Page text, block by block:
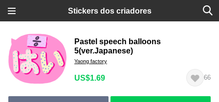
Stickers dos criadores
Pastel speech balloons
5(ver.Japanese)
Yaong factory
US$1.69 66